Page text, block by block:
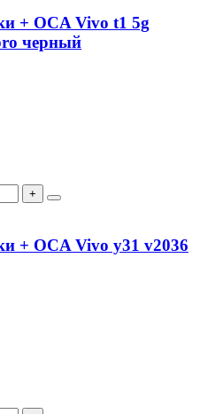
+ OCA Vivo t1 5g
черный
+
+ OCA Vivo y31 v2036